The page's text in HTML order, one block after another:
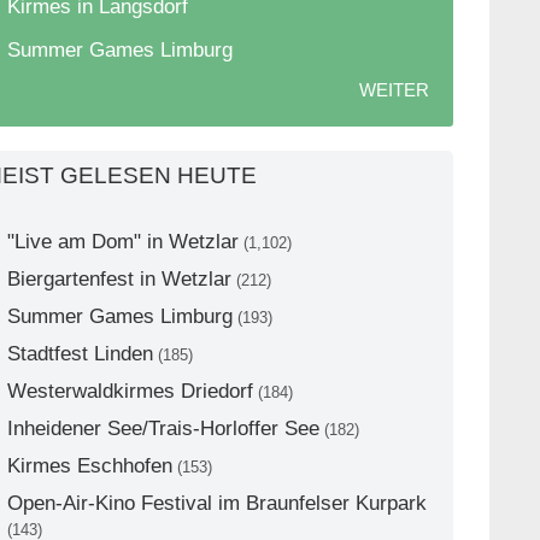
Kirmes in Langsdorf
Summer Games Limburg
WEITER
GELESEN HEUTE
"Live am Dom" in Wetzlar (1,102)
Biergartenfest in Wetzlar (212)
Summer Games Limburg (193)
Stadtfest Linden (185)
Westerwaldkirmes Driedorf (184)
Inheidener See/Trais-Horloffer See (182)
Kirmes Eschhofen (153)
Open-Air-Kino Festival im Braunfelser Kurpark
(143)